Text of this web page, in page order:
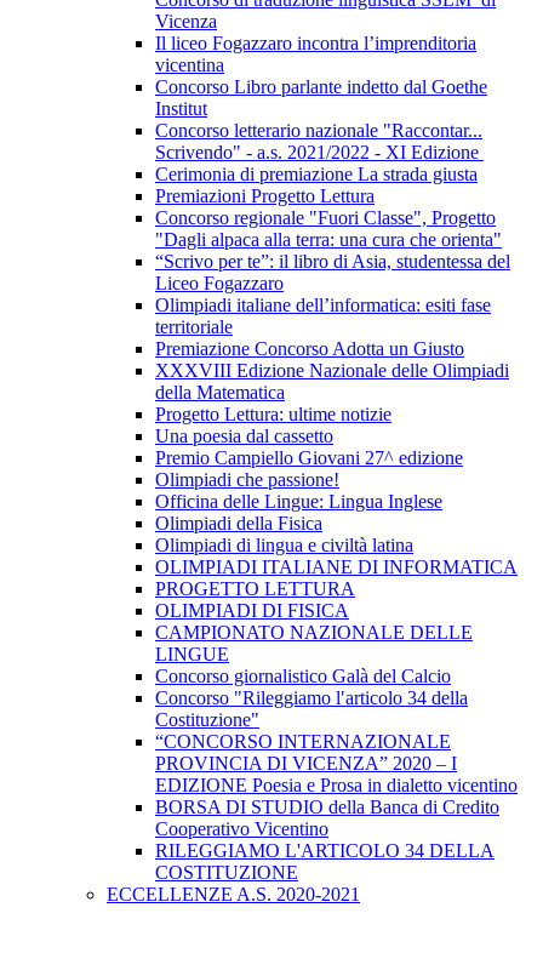
Vicenza
Il liceo Fogazzaro incontra l’imprenditoria
vicentina
Concorso Libro parlante indetto dal Goethe
Institut
Concorso letterario nazionale "Raccontar...
Scrivendo" - a.s. 2021/2022 - XI Edizione
Cerimonia di premiazione La strada giusta
Premiazioni Progetto Lettura
Concorso regionale "Fuori Classe", Progetto
"Dagli alpaca alla terra: una cura che orienta"
“Scrivo per te”: il libro di Asia, studentessa del
Liceo Fogazzaro
Olimpiadi italiane dell’informatica: esiti fase
territoriale
Premiazione Concorso Adotta un Giusto
XXXVIII Edizione Nazionale delle Olimpiadi
della Matematica
Progetto Lettura: ultime notizie
Una poesia dal cassetto
Premio Campiello Giovani 27^ edizione
Olimpiadi che passione!
Officina delle Lingue: Lingua Inglese
Olimpiadi della Fisica
Olimpiadi di lingua e civiltà latina
OLIMPIADI ITALIANE DI INFORMATICA
PROGETTO LETTURA
OLIMPIADI DI FISICA
CAMPIONATO NAZIONALE DELLE
LINGUE
Concorso giornalistico Galà del Calcio
Concorso "Rileggiamo l′articolo 34 della
Costituzione"
“CONCORSO INTERNAZIONALE
PROVINCIA DI VICENZA” 2020 – I
EDIZIONE Poesia e Prosa in dialetto vicentino
BORSA DI STUDIO della Banca di Credito
Cooperativo Vicentino
RILEGGIAMO L'ARTICOLO 34 DELLA
COSTITUZIONE
ECCELLENZE A.S. 2020-2021